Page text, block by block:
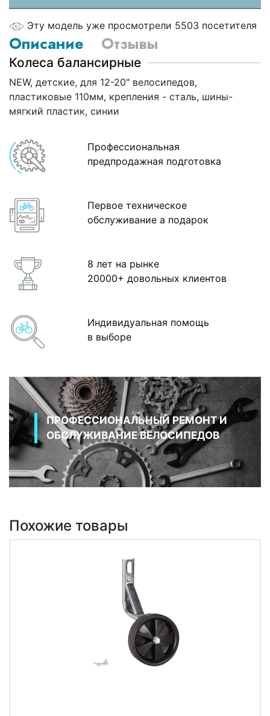
Эту модель уже просмотрели 5503 посетителя
Описание Отзывы
Колеса балансирные
NEW, детские, для 12-20" велосипедов,
пластиковые 110мм, крепления - сталь, шины-
мягкий пластик, синии
Профессиональная
предпродажная подготовка
Первое техническое
обслуживание а подарок
8 лет на рынке
20000+ довольных клиентов
Индивидуальная помощь
в выборе
ПРОФЕССИОНАЛЬНЫЙ РЕМОНТ И
ОБСЛУЖИВАНИЕ ВЕЛОСИПЕДОВ
Похожие товары